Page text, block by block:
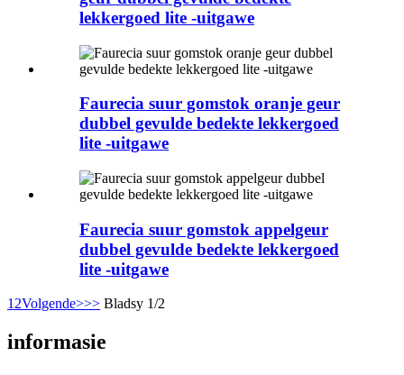
lekkergoed lite -uitgawe
Faurecia suur gomstok oranje geur
dubbel gevulde bedekte lekkergoed
lite -uitgawe
Faurecia suur gomstok appelgeur
dubbel gevulde bedekte lekkergoed
lite -uitgawe
1 2Volgende>>> Bladsy 1/2
informasie